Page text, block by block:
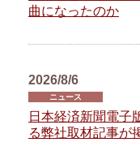
曲になったのか
2026/8/6
ニュース
日本経済新聞電子
る弊社取材記事が